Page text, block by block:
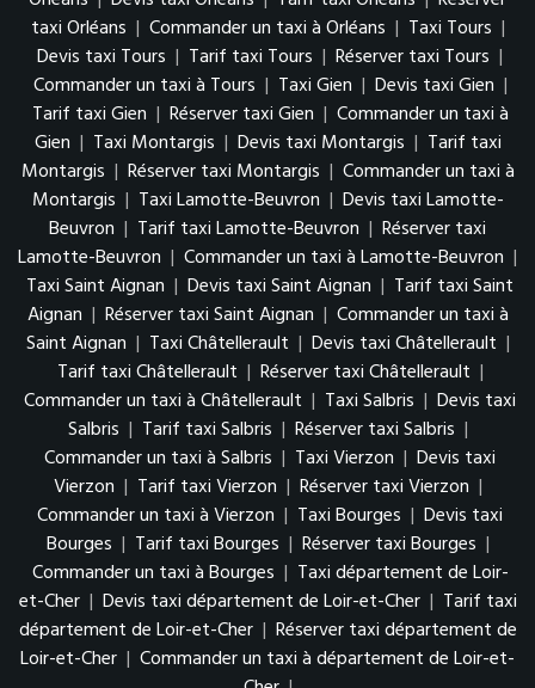
taxi Orléans | Commander un taxi à Orléans | Taxi Tours |
Devis taxi Tours | Tarif taxi Tours | Réserver taxi Tours |
Commander un taxi à Tours | Taxi Gien | Devis taxi Gien |
Tarif taxi Gien | Réserver taxi Gien | Commander un taxi à
Gien | Taxi Montargis | Devis taxi Montargis | Tarif taxi
Montargis | Réserver taxi Montargis | Commander un taxi à
Montargis | Taxi Lamotte-Beuvron | Devis taxi Lamotte-
Beuvron | Tarif taxi Lamotte-Beuvron | Réserver taxi
Lamotte-Beuvron | Commander un taxi à Lamotte-Beuvron |
Taxi Saint Aignan | Devis taxi Saint Aignan | Tarif taxi Saint
Aignan | Réserver taxi Saint Aignan | Commander un taxi à
Saint Aignan | Taxi Châtellerault | Devis taxi Châtellerault |
Tarif taxi Châtellerault | Réserver taxi Châtellerault |
Commander un taxi à Châtellerault | Taxi Salbris | Devis taxi
Salbris | Tarif taxi Salbris | Réserver taxi Salbris |
Commander un taxi à Salbris | Taxi Vierzon | Devis taxi
Vierzon | Tarif taxi Vierzon | Réserver taxi Vierzon |
Commander un taxi à Vierzon | Taxi Bourges | Devis taxi
Bourges | Tarif taxi Bourges | Réserver taxi Bourges |
Commander un taxi à Bourges | Taxi département de Loir-
et-Cher | Devis taxi département de Loir-et-Cher | Tarif taxi
département de Loir-et-Cher | Réserver taxi département de
Loir-et-Cher | Commander un taxi à département de Loir-et-